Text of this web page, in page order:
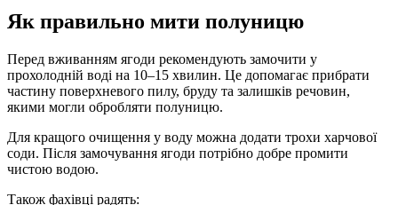
Як правильно мити полуницю
Перед вживанням ягоди рекомендують замочити у
прохолодній воді на 10–15 хвилин. Це допомагає прибрати
частину поверхневого пилу, бруду та залишків речовин,
якими могли обробляти полуницю.
Для кращого очищення у воду можна додати трохи харчової
соди. Після замочування ягоди потрібно добре промити
чистою водою.
Також фахівці радять: